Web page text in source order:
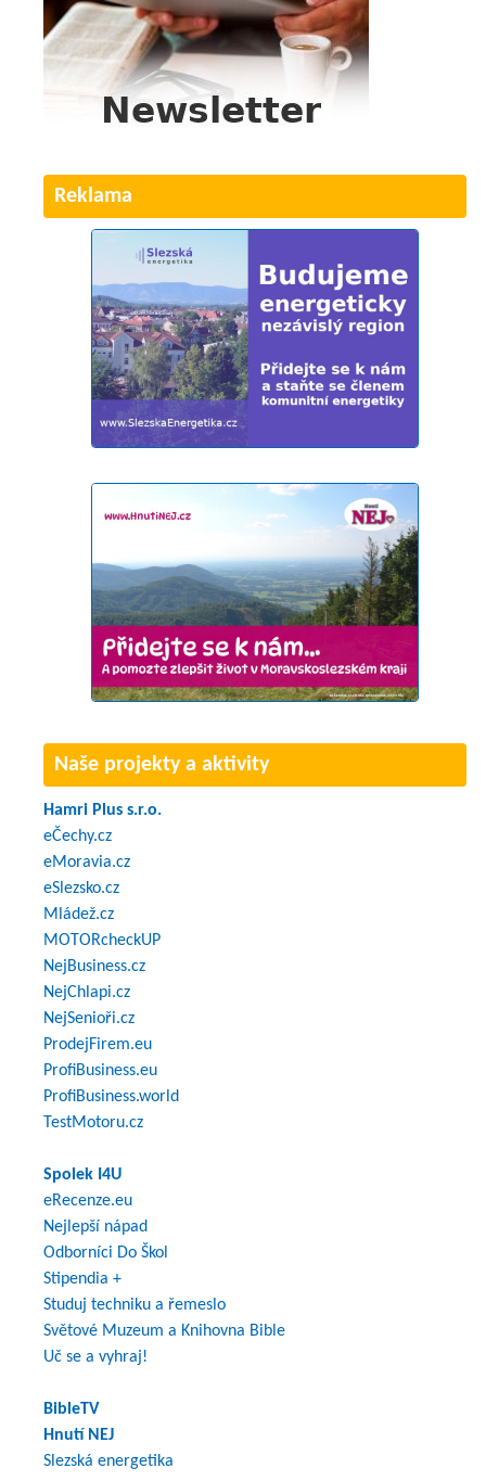
Reklama
Naše projekty a aktivity
Hamri Plus s.r.o.
eČechy.cz
eMoravia.cz
eSlezsko.cz
Mládež.cz
MOTORcheckUP
NejBusiness.cz
NejChlapi.cz
NejSenioři.cz
ProdejFirem.eu
ProfiBusiness.eu
ProfiBusiness.world
TestMotoru.cz
Spolek I4U
eRecenze.eu
Nejlepší nápad
Odborníci Do Škol
Stipendia +
Studuj techniku a řemeslo
Světové Muzeum a Knihovna Bible
Uč se a vyhraj!
BibleTV
Hnutí NEJ
Slezská energetika